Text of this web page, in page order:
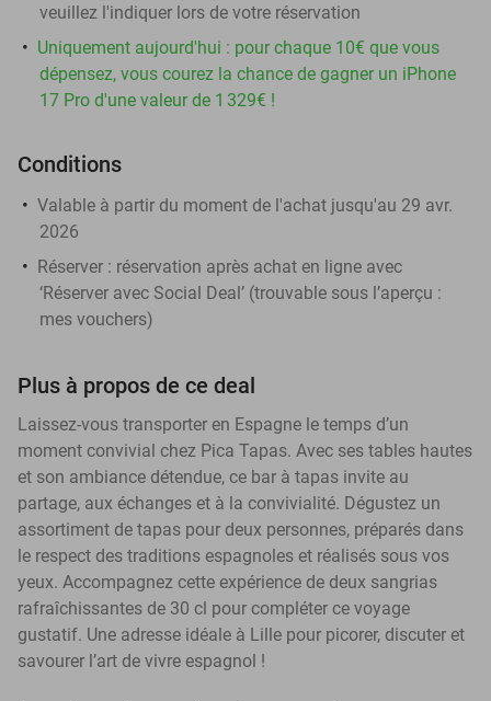
veuillez l'indiquer lors de votre réservation
Uniquement aujourd'hui : pour chaque 10€ que vous
dépensez, vous courez la chance de gagner un iPhone
17 Pro d'une valeur de 1 329€ !
Conditions
Valable à partir du moment de l'achat jusqu'au 29 avr.
2026
Réserver : réservation après achat en ligne avec
‘Réserver avec Social Deal’ (trouvable sous l’aperçu :
mes vouchers)
Plus à propos de ce deal
Laissez-vous transporter en Espagne le temps d’un
moment convivial chez Pica Tapas. Avec ses tables hautes
et son ambiance détendue, ce bar à tapas invite au
partage, aux échanges et à la convivialité. Dégustez un
assortiment de tapas pour deux personnes, préparés dans
le respect des traditions espagnoles et réalisés sous vos
yeux. Accompagnez cette expérience de deux sangrias
rafraîchissantes de 30 cl pour compléter ce voyage
gustatif. Une adresse idéale à Lille pour picorer, discuter et
savourer l’art de vivre espagnol !